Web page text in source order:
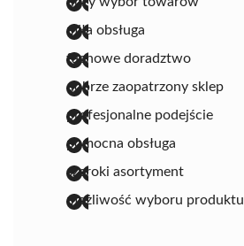
miła obsługa
fachowe doradztwo
dobrze zaopatrzony sklep
profesjonalne podejście
pomocna obsługa
szeroki asortyment
możliwość wyboru produktu